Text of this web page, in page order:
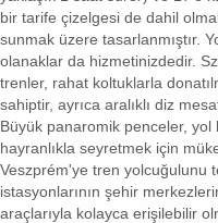
bir tarife çizelgesi de dahil
sunmak üzere tasarlanmıştır.
olanaklar da hizmetinizdedir.
trenler, rahat koltuklarla
sahiptir, ayrıca aralıklı diz
Büyük panaromik penceler,
hayranlıkla seyretmek için
Veszprém'ye tren yolcuğulunu
istasyonlarının şehir
araçlarıyla kolayca erişilebilir